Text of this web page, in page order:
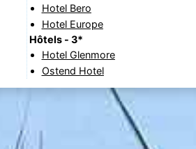
Hotel Bero
Hotel Europe
Hôtels - 3*
Hotel Glenmore
Ostend Hotel